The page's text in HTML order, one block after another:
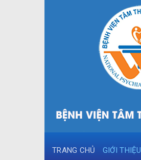
TRANG CHỦ GIỚI THIỆU